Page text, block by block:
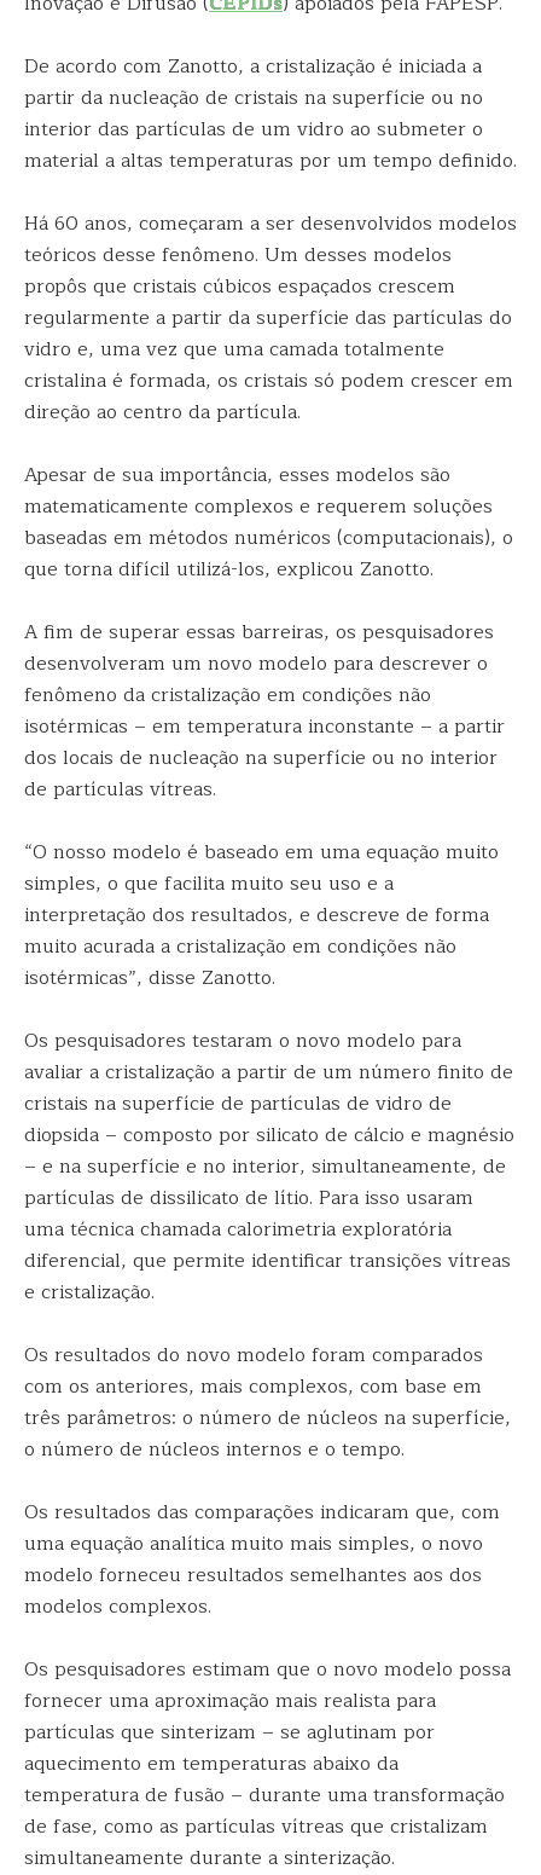
De acordo com Zanotto, a cristalização é iniciada a
partir da nucleação de cristais na superfície ou no
interior das partículas de um vidro ao submeter o
material a altas temperaturas por um tempo definido.
Há 60 anos, começaram a ser desenvolvidos modelos
teóricos desse fenômeno. Um desses modelos
propôs que cristais cúbicos espaçados crescem
regularmente a partir da superfície das partículas do
vidro e, uma vez que uma camada totalmente
cristalina é formada, os cristais só podem crescer em
direção ao centro da partícula.
Apesar de sua importância, esses modelos são
matematicamente complexos e requerem soluções
baseadas em métodos numéricos (computacionais), o
que torna difícil utilizá-los, explicou Zanotto.
A fim de superar essas barreiras, os pesquisadores
desenvolveram um novo modelo para descrever o
fenômeno da cristalização em condições não
isotérmicas – em temperatura inconstante – a partir
dos locais de nucleação na superfície ou no interior
de partículas vítreas.
“O nosso modelo é baseado em uma equação muito
simples, o que facilita muito seu uso e a
interpretação dos resultados, e descreve de forma
muito acurada a cristalização em condições não
isotérmicas”, disse Zanotto.
Os pesquisadores testaram o novo modelo para
avaliar a cristalização a partir de um número finito de
cristais na superfície de partículas de vidro de
diopsida – composto por silicato de cálcio e magnésio
– e na superfície e no interior, simultaneamente, de
partículas de dissilicato de lítio. Para isso usaram
uma técnica chamada calorimetria exploratória
diferencial, que permite identificar transições vítreas
e cristalização.
Os resultados do novo modelo foram comparados
com os anteriores, mais complexos, com base em
três parâmetros: o número de núcleos na superfície,
o número de núcleos internos e o tempo.
Os resultados das comparações indicaram que, com
uma equação analítica muito mais simples, o novo
modelo forneceu resultados semelhantes aos dos
modelos complexos.
Os pesquisadores estimam que o novo modelo possa
fornecer uma aproximação mais realista para
partículas que sinterizam – se aglutinam por
aquecimento em temperaturas abaixo da
temperatura de fusão – durante uma transformação
de fase, como as partículas vítreas que cristalizam
simultaneamente durante a sinterização.